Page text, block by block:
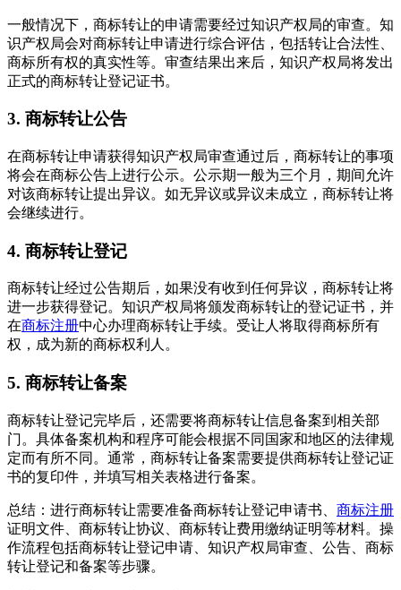
一般情况下，商标转让的申请需要经过知识产权局的审查。知
识产权局会对商标转让申请进行综合评估，包括转让合法性、
商标所有权的真实性等。审查结果出来后，知识产权局将发出
正式的商标转让登记证书。
3. 商标转让公告
在商标转让申请获得知识产权局审查通过后，商标转让的事项
将会在商标公告上进行公示。公示期一般为三个月，期间允许
对该商标转让提出异议。如无异议或异议未成立，商标转让将
会继续进行。
4. 商标转让登记
商标转让经过公告期后，如果没有收到任何异议，商标转让将
进一步获得登记。知识产权局将颁发商标转让的登记证书，并
在商标注册中心办理商标转让手续。受让人将取得商标所有
权，成为新的商标权利人。
5. 商标转让备案
商标转让登记完毕后，还需要将商标转让信息备案到相关部
门。具体备案机构和程序可能会根据不同国家和地区的法律规
定而有所不同。通常，商标转让备案需要提供商标转让登记证
书的复印件，并填写相关表格进行备案。
总结：进行商标转让需要准备商标转让登记申请书、 商标注册
证明文件、商标转让协议、商标转让费用缴纳证明等材料。操
作流程包括商标转让登记申请、知识产权局审查、公告、商标
转让登记和备案等步骤。